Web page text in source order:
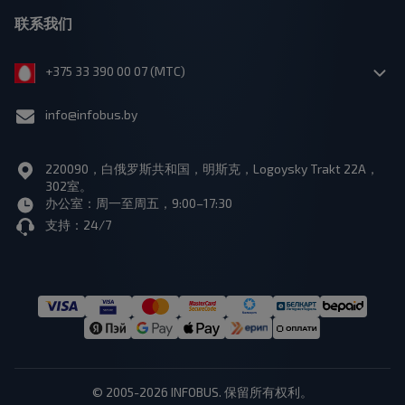
联系我们
+375 33 390 00 07 (МТС)
info@infobus.by
220090，白俄罗斯共和国，明斯克，Logoysky Trakt 22A，
302室。
办公室：周一至周五，9:00–17:30
支持：24/7
© 2005-2026 INFOBUS. 保留所有权利。